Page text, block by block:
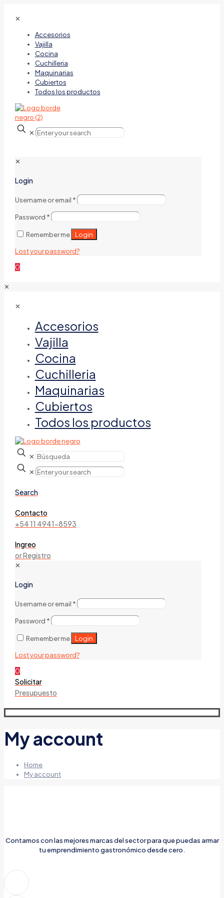
✕
Accesorios
Vajilla
Cocina
Cuchilleria
Maquinarias
Cubiertos
Todos los productos
✕
✕
Login
Username or email *
Password *
Remember me Login
Lost your password?
0
✕
✕
Accesorios
Vajilla
Cocina
Cuchilleria
Maquinarias
Cubiertos
Todos los productos
✕
✕
Search
Contacto
+54 11 4941-8593
Ingreo
or Registro
✕
Login
Username or email *
Password *
Remember me Login
Lost your password?
0
Solicitar
Presupuesto
My account
Home
My account
Contamos con las mejores marcas del sector para que puedas armar
tu emprendimiento gastronómico desde cero.